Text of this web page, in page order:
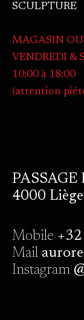
SCULPTURE
MAGASIN
VENDREDI &
10:00 à 18:00
(attention
4000
Mobile
Mail
Instagram